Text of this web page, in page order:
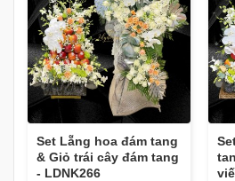
Set Lẵng hoa đám tang
& Giỏ trái cây đám tang
- LDNK266